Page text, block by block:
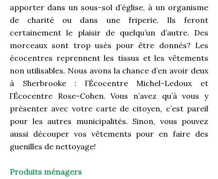
apporter dans un sous-sol d’église, à un organisme
de charité ou dans une friperie. Ils feront
certainement le plaisir de quelqu’un d’autre. Des
morceaux sont trop usés pour être donnés? Les
écocentres reprennent les tissus et les vêtements
non utilisables. Nous avons la chance d’en avoir deux
à Sherbrooke : l’Écocentre Michel-Ledoux et
l’Écocentre Rose-Cohen. Vous n’avez qu’à vous y
présenter avec votre carte de citoyen, c’est pareil
pour les autres municipalités. Sinon, vous pouvez
aussi découper vos vêtements pour en faire des
guenilles de nettoyage!
Produits ménagers